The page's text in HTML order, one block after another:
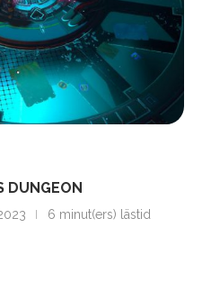
DUNGEON
6 minut(ers) lästid